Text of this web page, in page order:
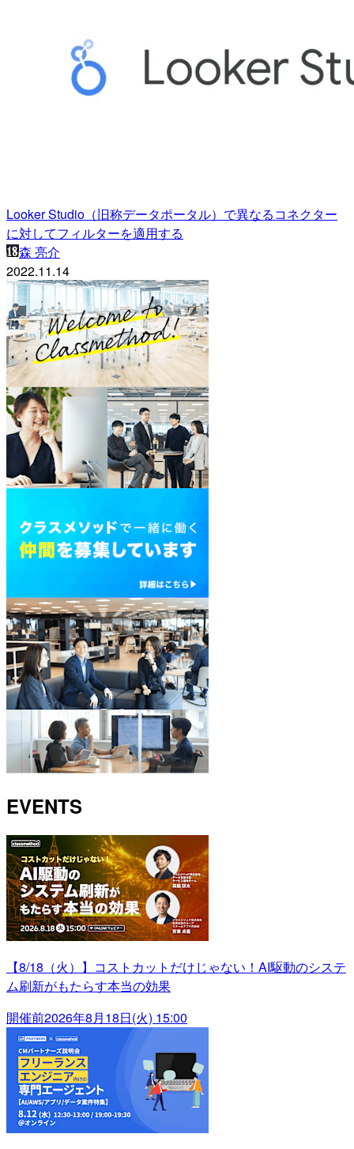
Looker Studio（旧称データポータル）で異なるコネクター
に対してフィルターを適用する
森 亮介
2022.11.14
EVENTS
【8/18（火）】コストカットだけじゃない！AI駆動のシステ
ム刷新がもたらす本当の効果
開催前2026年8月18日(火) 15:00